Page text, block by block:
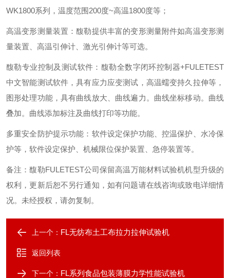
WK1800系列，温度范围 200度~高温1800度等；
高温变形测量装置：馥勒提供丰富的变形测量附件如高温变形测
量装置、高温引伸计、激光引伸计等可选。
馥勒专业控制及测试软件：馥勒全数字闭环控制器+FULETEST
中文智能测试软件，具有应力应变测试，高温蠕变持久拉伸等，
图形处理功能，具有曲线放大、曲线遍力。曲线坐标移动。曲线
叠加。曲线添加标注及曲线打印等功能。
多重安全防护提示功能：软件设定保护功能、控温保护、水冷保
护等，软件设定保护、机械限位保护装置、急停装置等。
备注：馥勒FULETEST公司保留高温万能材料试验机机型升级的
权利，更新后恕不另行通知，如有问题请在线咨询或致电详细情
况。未经授权，请勿复制。
上一个： FL无纺布土工布拉力拉伸试验机
返回列表
下一个： FL系列食品包装薄膜力学性能试验机